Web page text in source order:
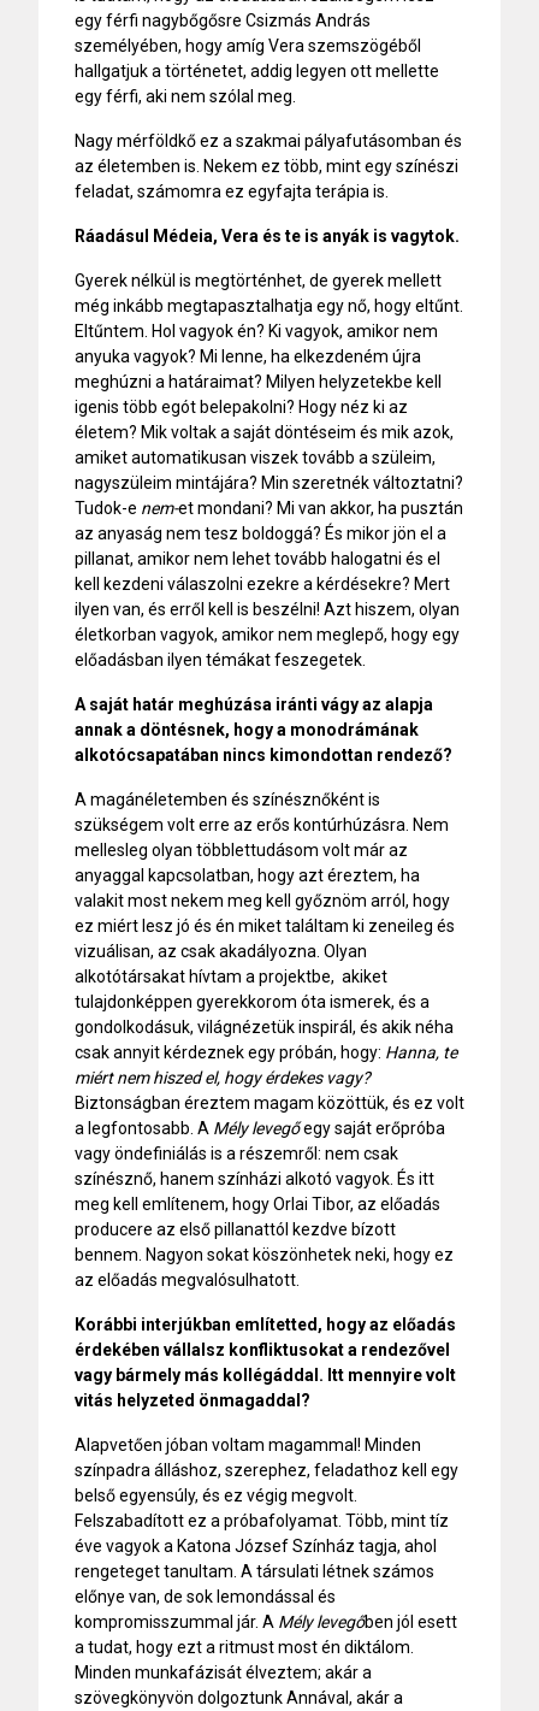
egy férfi nagybőgősre Csizmás András
személyében, hogy amíg Vera szemszögéből
hallgatjuk a történetet, addig legyen ott mellette
egy férfi, aki nem szólal meg.
Nagy mérföldkő ez a szakmai pályafutásomban és
az életemben is. Nekem ez több, mint egy színészi
feladat, számomra ez egyfajta terápia is.
Ráadásul Médeia, Vera és te is anyák is vagytok.
Gyerek nélkül is megtörténhet, de gyerek mellett
még inkább megtapasztalhatja egy nő, hogy eltűnt.
Eltűntem. Hol vagyok én? Ki vagyok, amikor nem
anyuka vagyok? Mi lenne, ha elkezdeném újra
meghúzni a határaimat? Milyen helyzetekbe kell
igenis több egót belepakolni? Hogy néz ki az
életem? Mik voltak a saját döntéseim és mik azok,
amiket automatikusan viszek tovább a szüleim,
nagyszüleim mintájára? Min szeretnék változtatni?
Tudok-e nem-et mondani? Mi van akkor, ha pusztán
az anyaság nem tesz boldoggá? És mikor jön el a
pillanat, amikor nem lehet tovább halogatni és el
kell kezdeni válaszolni ezekre a kérdésekre? Mert
ilyen van, és erről kell is beszélni! Azt hiszem, olyan
életkorban vagyok, amikor nem meglepő, hogy egy
előadásban ilyen témákat feszegetek.
A saját határ meghúzása iránti vágy az alapja
annak a döntésnek, hogy a monodrámának
alkotócsapatában nincs kimondottan rendező?
A magánéletemben és színésznőként is
szükségem volt erre az erős kontúrhúzásra. Nem
mellesleg olyan többlettudásom volt már az
anyaggal kapcsolatban, hogy azt éreztem, ha
valakit most nekem meg kell győznöm arról, hogy
ez miért lesz jó és én miket találtam ki zeneileg és
vizuálisan, az csak akadályozna. Olyan
alkotótársakat hívtam a projektbe, akiket
tulajdonképpen gyerekkorom óta ismerek, és a
gondolkodásuk, világnézetük inspirál, és akik néha
csak annyit kérdeznek egy próbán, hogy: Hanna, te
miért nem hiszed el, hogy érdekes vagy?
Biztonságban éreztem magam közöttük, és ez volt
a legfontosabb. A Mély levegőegy saját erőpróba
vagy öndefiniálás is a részemről: nem csak
színésznő, hanem színházi alkotó vagyok. És itt
meg kell említenem, hogy Orlai Tibor, az előadás
producere az első pillanattól kezdve bízott
bennem. Nagyon sokat köszönhetek neki, hogy ez
az előadás megvalósulhatott.
Korábbi interjúkban említetted, hogy az előadás
érdekében vállalsz konfliktusokat a rendezővel
vagy bármely más kollégáddal. Itt mennyire volt
vitás helyzeted önmagaddal?
Alapvetően jóban voltam magammal! Minden
színpadra álláshoz, szerephez, feladathoz kell egy
belső egyensúly, és ez végig megvolt.
Felszabadított ez a próbafolyamat. Több, mint tíz
éve vagyok a Katona József Színház tagja, ahol
rengeteget tanultam. A társulati létnek számos
előnye van, de sok lemondással és
kompromisszummal jár. A Mély levegőben jól esett
a tudat, hogy ezt a ritmust most én diktálom.
Minden munkafázisát élveztem; akár a
szövegkönyvön dolgoztunk Annával, akár a